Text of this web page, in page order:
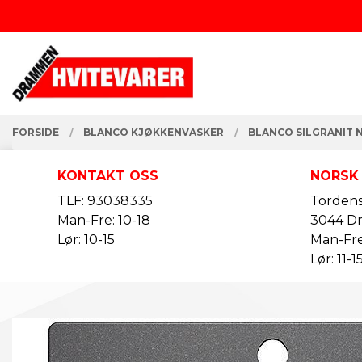
til
innholdet
PRODUKTER
FORSIDE BLANCO KJØKKENVASKER BLANCO SILGRANIT
KONTAKT OSS
TLF: 93038335
Man-Fre: 10-18
Lør: 10-15
3044
Man-
Lør: 11-